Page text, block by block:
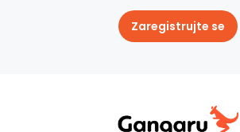
Zaregistrujte se